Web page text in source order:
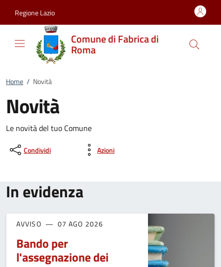
Regione Lazio
Comune di Fabrica di
Roma
Home / Novità
Novità
Le novità del tuo Comune
Condividi Azioni
In evidenza
AVVISO 07 AGO 2026
Bando per
l'assegnazione dei